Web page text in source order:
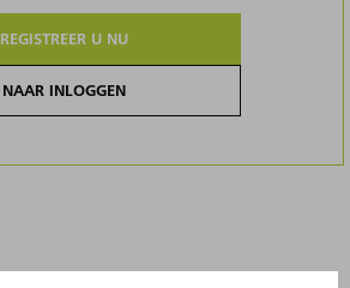
REGISTREER U NU
NAAR INLOGGEN